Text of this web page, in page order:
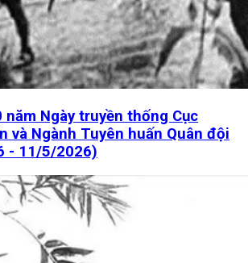
năm Ngày truyền thống Cục
và Ngành Tuyên huấn Quân đội
- 11/5/2026)